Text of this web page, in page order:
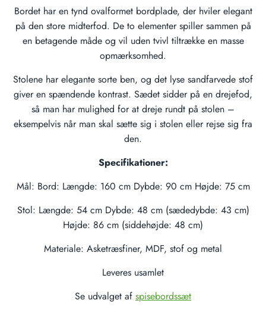
Bordet har en tynd ovalformet bordplade, der hviler elegant
på den store midterfod. De to elementer spiller sammen på
en betagende måde og vil uden tvivl tiltrække en masse
opmærksomhed.
Stolene har elegante sorte ben, og det lyse sandfarvede stof
giver en spændende kontrast. Sædet sidder på en drejefod,
så man har mulighed for at dreje rundt på stolen –
eksempelvis når man skal sætte sig i stolen eller rejse sig fra
den.
Specifikationer:
Mål: Bord: Længde: 160 cm Dybde: 90 cm Højde: 75 cm
Stol: Længde: 54 cm Dybde: 48 cm (sædedybde: 43 cm)
Højde: 86 cm (siddehøjde: 48 cm)
Materiale: Asketræsfiner, MDF, stof og metal
Leveres usamlet
Se udvalget af spisebordssæt